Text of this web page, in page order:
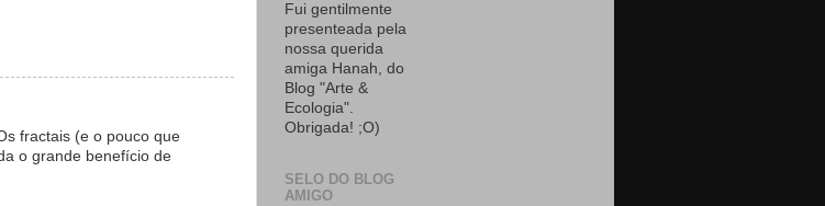
fractais (e o pouco que
o grande benefício de
Fui gentilmente
presenteada pela
nossa querida
amiga Hanah, do
Blog "Arte &
Ecologia".
Obrigada! ;O)
SELO DO BLOG
AMIGO